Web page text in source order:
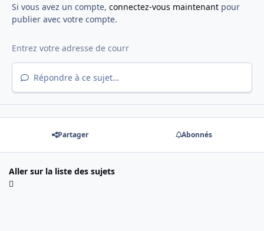
Si vous avez un compte, connectez-vous maintenantpour
publier avec votre compte.
Répondre à ce sujet…
Partager Abonnés
Aller sur la liste des sujets